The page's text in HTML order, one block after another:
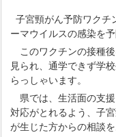
子宮頸がん予防ワクチ
ーマウイルスの感染を
このワクチンの接種
見られ、通学できず学
らっしゃいます。
県では、生活面の支
対応がとれるよう、子
が生じた方からの相談を